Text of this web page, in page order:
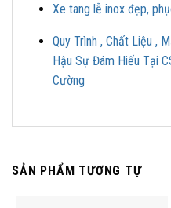
Xe tang lễ inox đẹp,
Quy Trình , Chất Liệu ,
Hậu Sự Đám Hiếu Tại
Cường
SẢN PHẨM TƯƠNG TỰ